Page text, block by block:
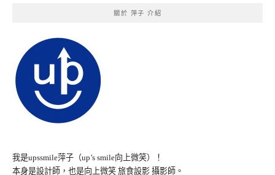
關於 萍子 介紹
我是upssmile萍子（up’s smile向上微笑）！
本身是設計師，也是向上微笑 旅食設影 攝影師。